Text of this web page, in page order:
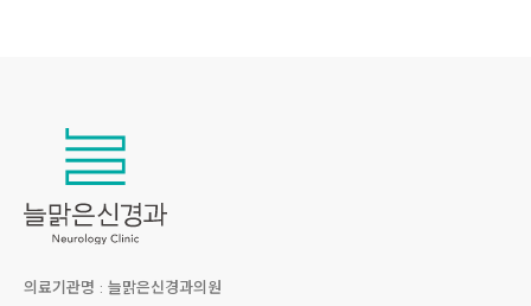
의료기관명 : 늘맑은신경과의원